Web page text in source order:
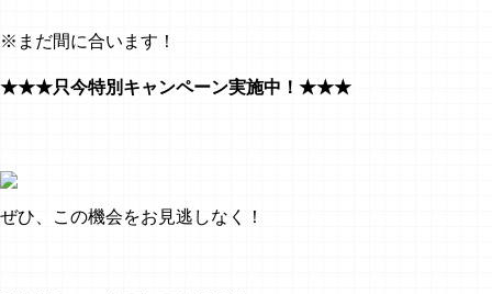
※まだ間に合います！
★★★只今特別キャンペーン実施中！★★★
ぜひ、この機会をお見逃しなく！